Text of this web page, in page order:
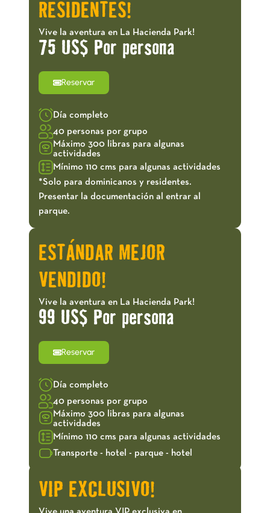
RESIDENTES!
Vive la aventura en La Hacienda Park!
75 US$ Por persona
Reservar
Día completo
40 personas por grupo
Máximo 300 libras para algunas
actividades
Mínimo 110 cms para algunas actividades
*Solo para dominicanos y residentes.
Presentar la documentación al entrar al
parque.
ESTÁNDAR MEJOR
VENDIDO!
Vive la aventura en La Hacienda Park!
99 US$ Por persona
Reservar
Día completo
40 personas por grupo
Máximo 300 libras para algunas
actividades
Mínimo 110 cms para algunas actividades
Transporte - hotel - parque - hotel
VIP EXCLUSIVO!